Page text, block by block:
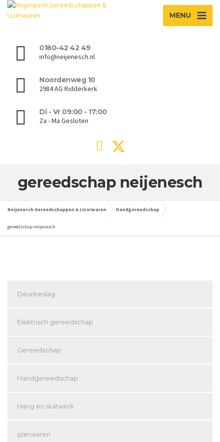
MENU
0180-42 42 49
info@neijenesch.nl
Noordenweg 10
2984 AG Ridderkerk
Di - Vr 09:00 - 17:00
Za - Ma Gesloten
gereedschap neijenesch
Neijenesch Gereedschappen & IJzerwaren Handgereedschap
gereedschap neijenesch
Deurbeslag
Elektrisch gereedschap
Gereedschap
Handgereedschap
Hang en sluitwerk
ijzerwaren